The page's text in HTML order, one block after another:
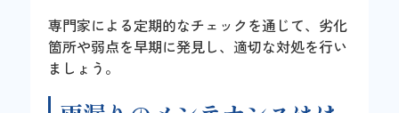
専門家による定期的なチェックを通じて、劣化
箇所や弱点を早期に発見し、適切な対処を行い
ましょう。